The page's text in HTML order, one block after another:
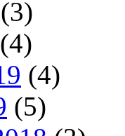
(3)
(4)
(4)
(5)